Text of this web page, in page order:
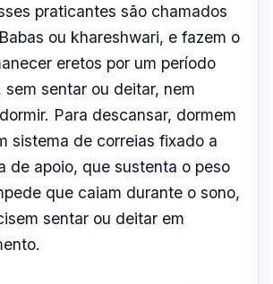
praticantes são chamados
ou khareshwari, e fazem o
eretos por um período
sem sentar ou deitar, nem
Para descansar, dormem
sistema de correias fixado a
de apoio, que sustenta o peso
que caiam durante o sono,
sentar ou deitar em